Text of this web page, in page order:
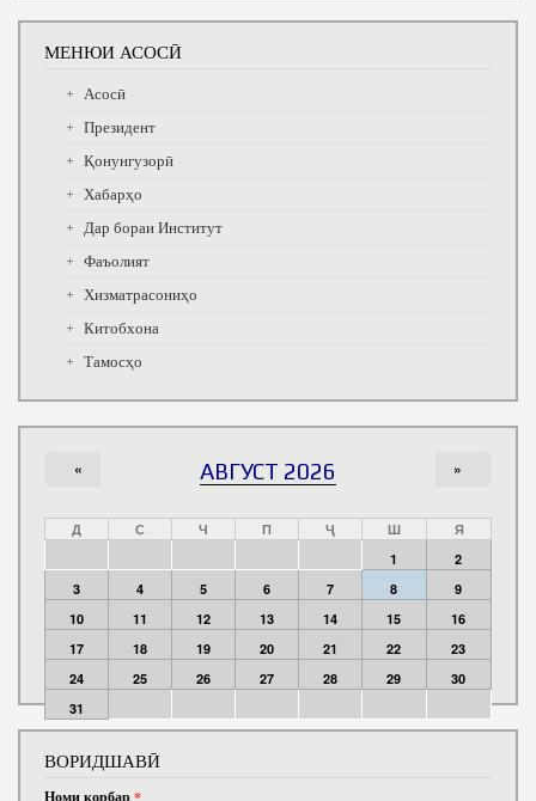
МЕНЮИ АСОСӢ
Асосӣ
Президент
Қонунгузорӣ
Хабарҳо
Дар бораи Институт
Фаъолият
Хизматрасониҳо
Китобхона
Тамосҳо
АВГУСТ 2026
« »
Д С Ч П Ҷ Ш
Я
1
2
3
4 5 6 7 8
9
10
11 12 13 14 15
16
17
18 19 20 21 22
23
24
25 26 27 28 29
30
31
ВОРИДШАВӢ
Номи корбар*